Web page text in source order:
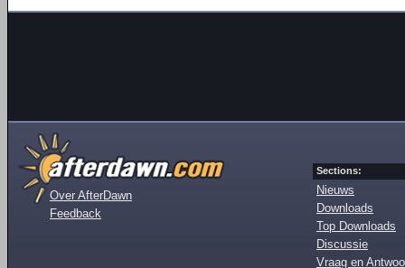
Over AfterDawn
Feedback
Sections:
Nieuws
Downloads
Top Downloads
Discussie
Vraag en